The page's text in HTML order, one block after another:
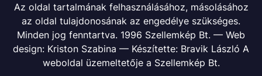
Az oldal tartalmának felhasználásához, másolásához
az oldal tulajdonosának az engedélye szükséges.
Minden jog fenntartva. 1996 Szellemkép Bt. — Web
design: Kriston Szabina — Készítette: Bravik László A
weboldal üzemeltetője a Szellemkép Bt.